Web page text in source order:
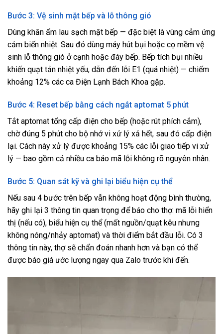
Bước 3: Vệ sinh mặt bếp và lỗ thông gió
Dùng khăn ẩm lau sạch mặt bếp — đặc biệt là vùng cảm ứng
cảm biến nhiệt. Sau đó dùng máy hút bụi hoặc cọ mềm vệ
sinh lỗ thông gió ở cạnh hoặc đáy bếp. Bếp tích bụi nhiều
khiến quạt tản nhiệt yếu, dẫn đến lỗi E1 (quá nhiệt) — chiếm
khoảng 12% các ca Điện Lạnh Bách Khoa gặp.
Bước 4: Reset bếp bằng cách ngắt aptomat 5 phút
Tắt aptomat tổng cấp điện cho bếp (hoặc rút phích cắm),
chờ đúng 5 phút cho bộ nhớ vi xử lý xả hết, sau đó cấp điện
lại. Cách này xử lý được khoảng 15% các lỗi giao tiếp vi xử
lý — bao gồm cả nhiều ca báo mã lỗi không rõ nguyên nhân.
Bước 5: Quan sát kỹ và ghi lại biểu hiện cụ thể
Nếu sau 4 bước trên bếp vẫn không hoạt động bình thường,
hãy ghi lại 3 thông tin quan trọng để báo cho thợ: mã lỗi hiển
thị (nếu có), biểu hiện cụ thể (mất nguồn/quạt kêu nhưng
không nóng/nhảy aptomat) và thời điểm bắt đầu lỗi. Có 3
thông tin này, thợ sẽ chẩn đoán nhanh hơn và bạn có thể
được báo giá ước lượng ngay qua Zalo trước khi đến.